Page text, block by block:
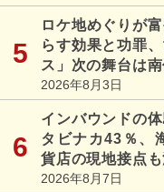
ロケ地めぐりが
らす効果と功罪
ス」次の舞台は
2026年8月3日
インバウンドの
タビナカ43％、
貨店の現地接点
2026年8月7日